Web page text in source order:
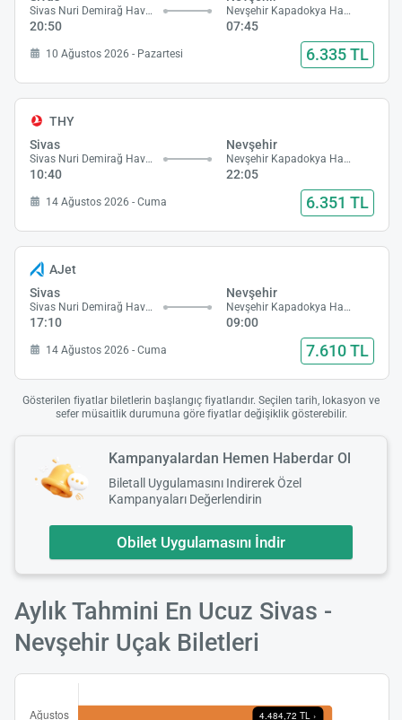
Sivas Nuri Demirağ Havalimanı
20:50
Nevşehir Kapadokya Havalimanı
07:45
10 Ağustos 2026 - Pazartesi 6.335 TL
THY
Sivas
Sivas Nuri Demirağ Havalimanı
10:40
Nevşehir
Nevşehir Kapadokya Havalimanı
22:05
14 Ağustos 2026 - Cuma 6.351 TL
AJet
Sivas
Sivas Nuri Demirağ Havalimanı
17:10
Nevşehir
Nevşehir Kapadokya Havalimanı
09:00
14 Ağustos 2026 - Cuma 7.610 TL
Gösterilen fiyatlar biletlerin başlangıç fiyatlarıdır. Seçilen tarih, lokasyon ve
sefer müsaitlik durumuna göre fiyatlar değişiklik gösterebilir.
Kampanyalardan Hemen Haberdar Ol
Biletall Uygulamasını Indirerek Özel
Kampanyaları Değerlendirin
Obilet Uygulamasını İndir
Aylık Tahmini En Ucuz Sivas -
Nevşehir Uçak Biletleri